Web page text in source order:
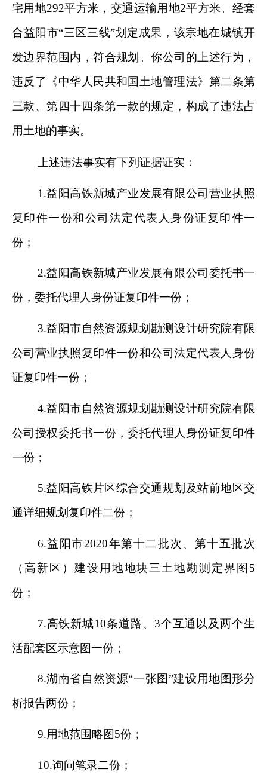
宅用地292平方米，交通运输用地2平方米。经套
合益阳市“三区三线”划定成果，该宗地在城镇开
发边界范围内，符合规划。你公司的上述行为，
违反了《中华人民共和国土地管理法》第二条第
三款、第四十四条第一款的规定，构成了违法占
用土地的事实。
上述违法事实有下列证据证实：
1.益阳高铁新城产业发展有限公司营业执照
复印件一份和公司法定代表人身份证复印件一
份；
2.益阳高铁新城产业发展有限公司 委托书一
份，委托代理人身份证复印件一份；
3.益阳市自然资源规划勘测设计研究院有限
公司营业执照复印件一份和公司法定代表人身份
证复印件一份；
4.益阳市自然资源规划勘测设计研究院有限
公司授权委托书一份，委托代理人身份证复印件
一份；
5.益阳高铁片区综合交通规划及站前地区交
通详细规划复印件二份；
6.益阳市2020年第十二批次、第十五批次
（高新区）建设用地地块三土地勘测定界图 5
份；
7.高铁新城10条道路、 3个互通以及两个生
活配套区示意图一份；
8.湖南省自然资源“一张图”建设用地图形分
析报告两份；
9.用地范围略图5份；
10.询问笔录二份；